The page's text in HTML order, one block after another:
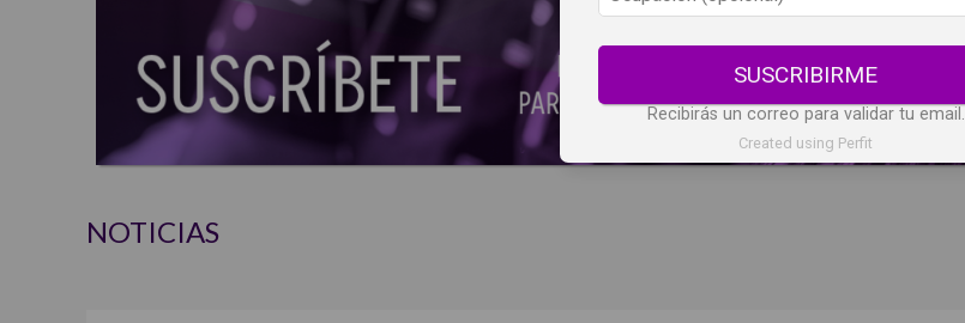
NOTICIAS
SUSCRIBIRME
Recibirás un correo para validar tu email.
Created using Perfit